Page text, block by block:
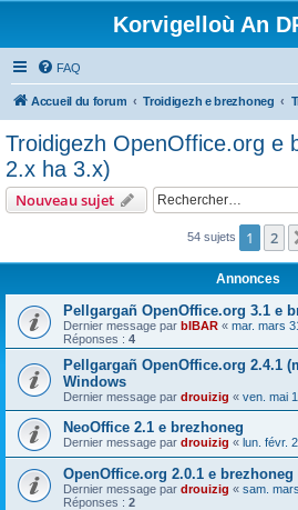
Korvigelloù An
FAQ
Accueil du forum Troidigezh e brezhoneg
Troidigezh OpenOffice.org e
2.x ha 3.x)
Nouveau sujet
54 sujets 1 2
Annonces
Pellgargañ OpenOffice.org 3.1 e
Dernier message par bIBAR « mar. mars
Réponses : 4
Pellgargañ OpenOffice.org 2.4.1
Windows
Dernier message par drouizig « ven. mai
NeoOffice 2.1 e brezhoneg
Dernier message par drouizig « lun. févr.
OpenOffice.org 2.0.1 e
Dernier message par drouizig « sam.
Réponses : 2